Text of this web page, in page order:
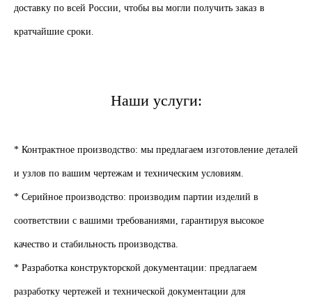
доставку по всей России, чтобы вы могли получить заказ в
кратчайшие сроки.
Наши услуги:
* Контрактное производство: мы предлагаем изготовление деталей
и узлов по вашим чертежам и техническим условиям.
* Серийное производство: производим партии изделий в
соответствии с вашими требованиями, гарантируя высокое
качество и стабильность производства.
* Разработка конструкторской документации: предлагаем
разработку чертежей и технической документации для